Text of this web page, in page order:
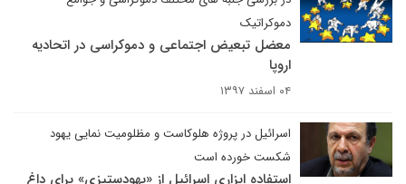
دموکراتیک
معضل تبعیض اجتماعی و دموکراسی در اتحادیه
اروپا
۰۴ اسفند ۱۳۹۷
اسرائیل در پروژه هلوکاست و مظلومیت نمایی یهود
شکست خورده است
استفاده ابزاری اسرائیل از «یهودستیزی» برای داغ